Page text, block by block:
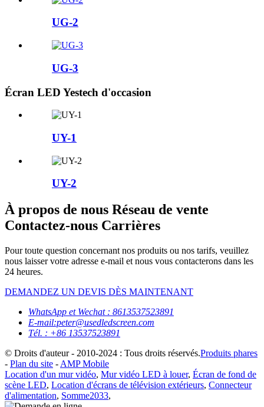
UG-2
UG-3
Écran LED Yestech d'occasion
UY-1
UY-2
À propos de nous Réseau de vente
Contactez-nous Carrières
Pour toute question concernant nos produits ou nos tarifs, veuillez
nous laisser votre adresse e-mail et nous vous contacterons dans les
24 heures.
DEMANDEZ UN DEVIS DÈS MAINTENANT
WhatsApp et Wechat : 8613537523891
E-mail:peter@usedledscreen.com
Tél. : +86 13537523891
© Droits d'auteur - 2010-2024 : Tous droits réservés.Produits phares
- Plan du site - AMP Mobile
Location d'un mur vidéo, Mur vidéo LED à louer, Écran de fond de
scène LED, Location d'écrans de télévision extérieurs, Connecteur
d'alimentation, Somme2033,